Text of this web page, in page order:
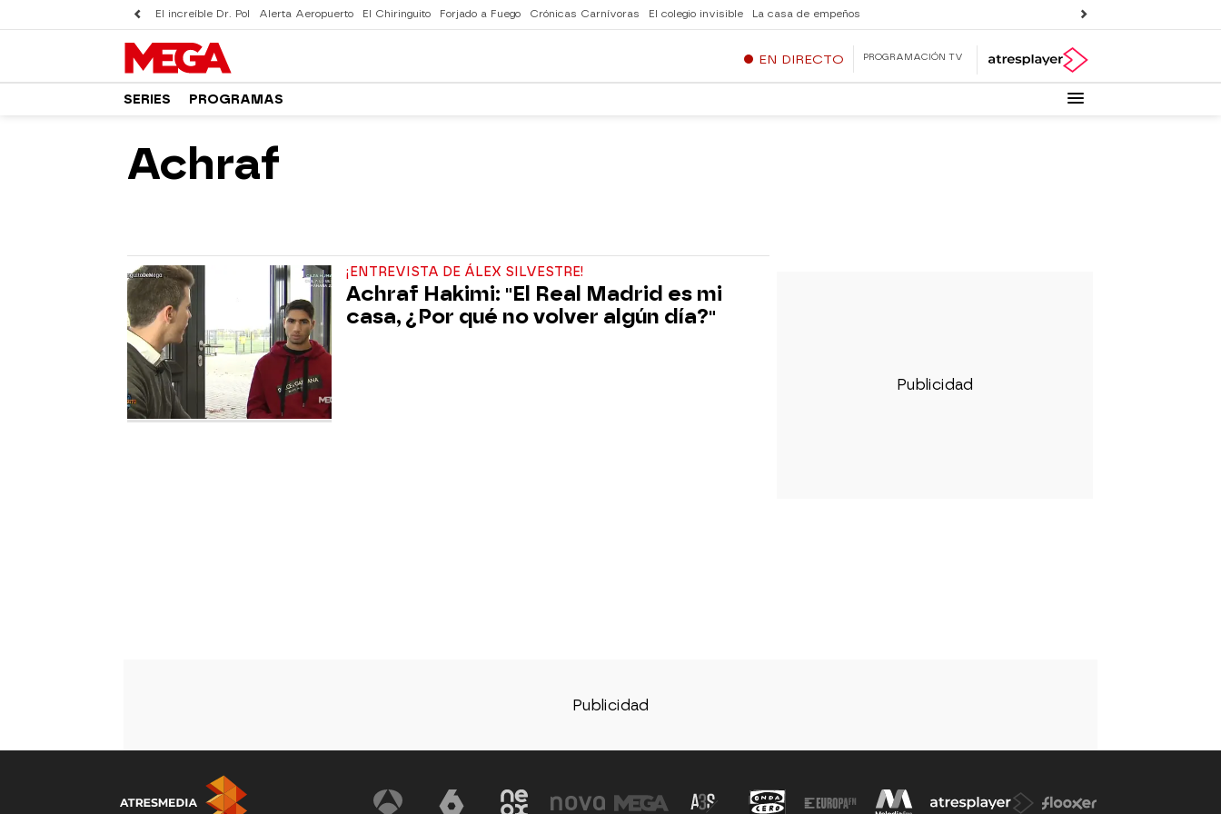
El increíble Dr. Pol Alerta Aeropuerto El Chiringuito Forjado a Fuego Crónicas Carnívoras El colegio invisible La casa de empeños
EN DIRECTO PROGRAMACIÓN TV
SERIES PROGRAMAS
Achraf
¡ENTREVISTA DE ÁLEX SILVESTRE!
Achraf Hakimi: "El Real Madrid es mi
casa, ¿Por qué no volver algún día?"